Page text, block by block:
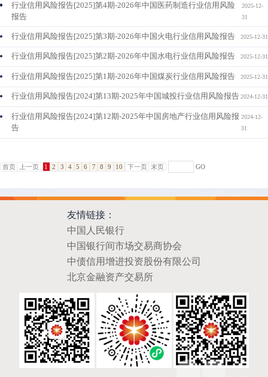
行业信用风险报告[2025]第4期-2026年中国医药制造行业信用风险
报告
2025-12-
31
行业信用风险报告[2025]第3期-2026年中国火电行业信用风险报告 2025-12-31
行业信用风险报告[2025]第2期-2026年中国水电行业信用风险报告 2025-12-31
行业信用风险报告[2025]第1期-2026年中国煤炭行业信用风险报告 2025-12-31
行业信用风险报告[2024]第13期-2025年中国城投行业信用风险报告2024-12-31
行业信用风险报告[2024]第12期-2025年中国房地产行业信用风险报
告
2024-12-
31
首页 上一页 1 2 3 4 5 6 7 8 9 10 下一页 末页 GO
友情链接：
中国人民银行
中国银行间市场交易商协会
中债信用增进投资股份有限公司
北京金融资产交易所